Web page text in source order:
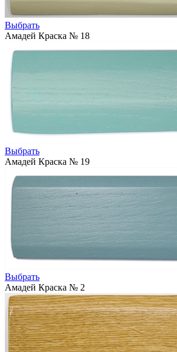
Выбрать
Амадей Краска № 18
Выбрать
Амадей Краска № 19
Выбрать
Амадей Краска № 2